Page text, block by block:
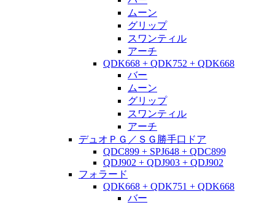
ムーン
グリップ
スワンティル
アーチ
QDK668 + QDK752 + QDK668
バー
ムーン
グリップ
スワンティル
アーチ
デュオＰＧ／ＳＧ勝手口ドア
QDC899 + SPJ648 + QDC899
QDJ902 + QDJ903 + QDJ902
フォラード
QDK668 + QDK751 + QDK668
バー